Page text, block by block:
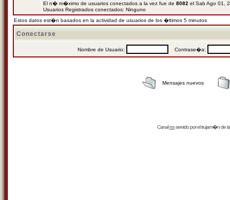
El n� m�ximo de usuarios conectados a la vez fue de 8082 el Sab Ago 01,
Usuarios Registrados conectados: Ninguno
Estos datos est�n basados en la actividad de usuarios de los �ltimos 5 minutos
Conectarse
Nombre de Usuario: Contrase�a:
Mensajes nuevos
Canalrssservido por eltrujam�nde